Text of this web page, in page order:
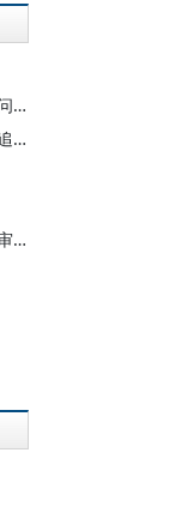
胡兴东：中国古代死刑中替代刑的运用问题研究
林维：中国死刑七十年：性质、政策及追问
舒远招：康德黑格尔死刑正义论的当代审视